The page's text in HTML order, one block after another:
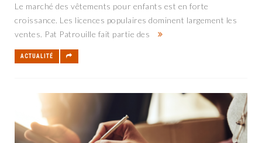
Le marché des vêtements pour enfants est en forte
croissance. Les licences populaires dominent largement les
ventes. Pat Patrouille fait partie des
ACTUALITÉ